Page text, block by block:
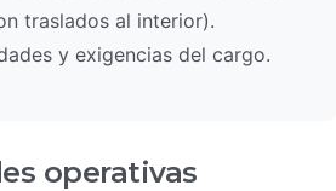
traslados al interior).
y exigencias del cargo.
operativas